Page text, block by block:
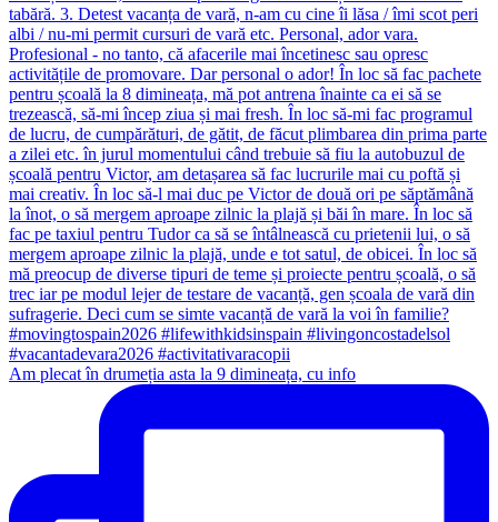
Am plecat în drumeția asta la 9 dimineața, cu info